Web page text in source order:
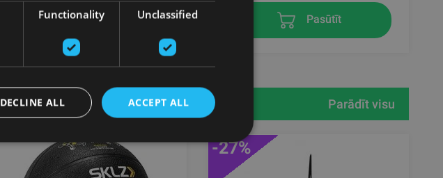
pievienot grozam Pasūtīt
Parādīt visu
-27%
Functionality Unclassified
ACCEPT ALL
DECLINE ALL